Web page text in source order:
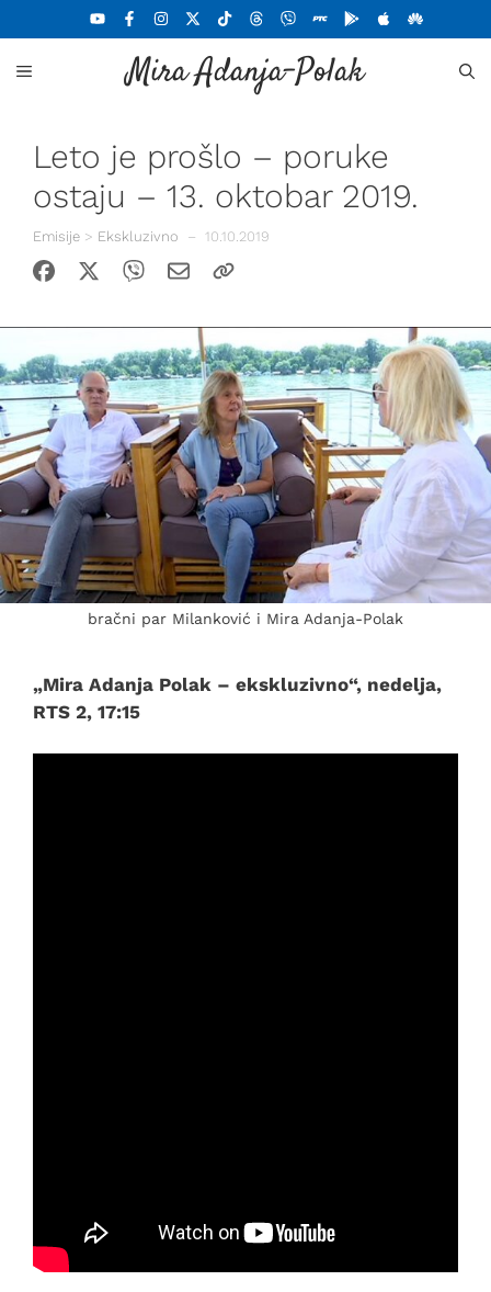
na
sadržaj
Mira Adanja-Polak
MENU
Leto je prošlo – poruke
ostaju – 13. oktobar 2019.
Emisije > Ekskluzivno – 10.10.2019
bračni par Milanković i Mira Adanja-Polak
„Mira Adanja Polak – ekskluzivno“, nedelja,
RTS 2, 17:15